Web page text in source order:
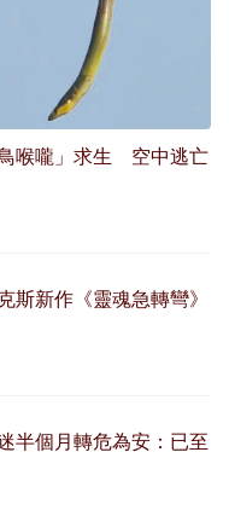
喉嚨」求生 空中逃亡
新作《靈魂急轉彎》
半個月轉危為安：已至